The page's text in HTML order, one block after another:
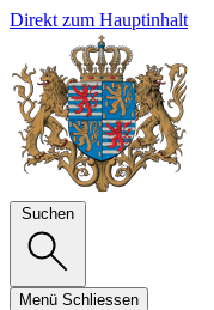
Direkt zum Hauptinhalt
Suchen
Menü Schliessen